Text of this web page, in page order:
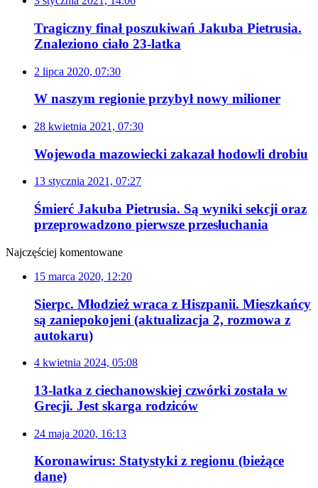
Tragiczny finał poszukiwań Jakuba Pietrusia.
Znaleziono ciało 23-latka
2 lipca 2020, 07:30
W naszym regionie przybył nowy milioner
28 kwietnia 2021, 07:30
Wojewoda mazowiecki zakazał hodowli drobiu
13 stycznia 2021, 07:27
Śmierć Jakuba Pietrusia. Są wyniki sekcji oraz
przeprowadzono pierwsze przesłuchania
Najczęściej komentowane
15 marca 2020, 12:20
Sierpc. Młodzież wraca z Hiszpanii. Mieszkańcy
są zaniepokojeni (aktualizacja 2, rozmowa z
autokaru)
4 kwietnia 2024, 05:08
13-latka z ciechanowskiej czwórki została w
Grecji. Jest skarga rodziców
24 maja 2020, 16:13
Koronawirus: Statystyki z regionu (bieżące
dane)